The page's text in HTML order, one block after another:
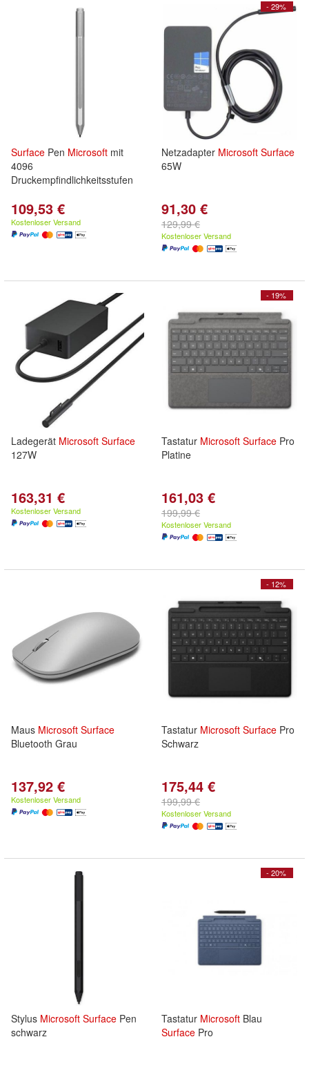
Surface Pen Microsoft mit
4096
Druckempfindlichkeitsstufen
109,53 €
Kostenloser Versand
- 29%
Netzadapter Microsoft Surface
65W
91,30 €
129,99 €
Kostenloser Versand
Ladegerät Microsoft Surface
127W
163,31 €
Kostenloser Versand
- 19%
Tastatur Microsoft Surface Pro
Platine
161,03 €
199,99 €
Kostenloser Versand
Maus Microsoft Surface
Bluetooth Grau
137,92 €
Kostenloser Versand
- 12%
Tastatur Microsoft Surface Pro
Schwarz
175,44 €
199,99 €
Kostenloser Versand
Stylus Microsoft Surface Pen
schwarz
- 20%
Tastatur Microsoft Blau
Surface Pro